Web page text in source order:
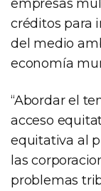
empresas
créditos para
del medio
economía
“Abordar el
acceso
equitativa al
las
problemas